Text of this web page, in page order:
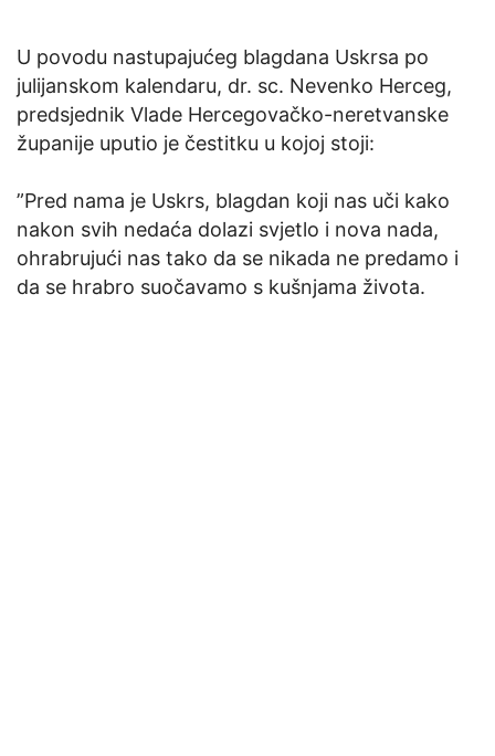
U povodu nastupajućeg blagdana Uskrsa po
julijanskom kalendaru, dr. sc. Nevenko Herceg,
predsjednik Vlade Hercegovačko-neretvanske
županije uputio je čestitku u kojoj stoji:
”Pred nama je Uskrs, blagdan koji nas uči kako
nakon svih nedaća dolazi svjetlo i nova nada,
ohrabrujući nas tako da se nikada ne predamo i
da se hrabro suočavamo s kušnjama života.